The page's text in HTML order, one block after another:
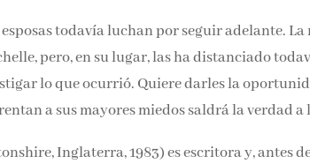
esposas todavía luchan por seguir adelante.
pero, en su lugar, las ha distanciado
lo que ocurrió. Quiere darles la
a sus mayores miedos saldrá la verdad a
Inglaterra, 1983) es escritora y, antes